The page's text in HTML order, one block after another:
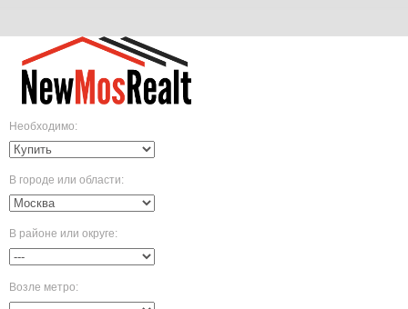
Необходимо:
В городе или области:
В районе или округе:
Возле метро: